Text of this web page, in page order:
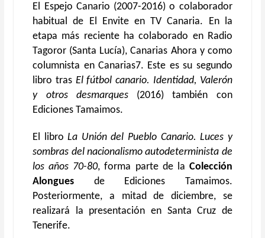
El Espejo Canario (2007-2016) o colaborador
habitual de El Envite en TV Canaria. En la
etapa más reciente ha colaborado en Radio
Tagoror (Santa Lucía), Canarias Ahora y como
columnista en Canarias7. Este es su segundo
libro tras El fútbol canario. Identidad, Valerón
y otros desmarques(2016) también con
Ediciones Tamaimos.
El libroLa Unión del Pueblo Canario. Luces y
sombras del nacionalismo autodeterminista de
los años 70-80, forma parte de la Colección
Alongues de Ediciones Tamaimos.
Posteriormente, a mitad de diciembre, se
realizará la presentación en Santa Cruz de
Tenerife.